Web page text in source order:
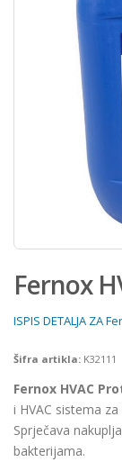
Fernox
ISPIS DETALJA ZA
Šifra artikla: K32111
Fernox HVAC
i HVAC sistema
Sprječava
bakterijama.